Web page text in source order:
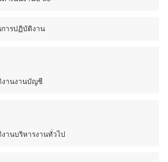
ารปฏิบัติงาน
านงานบัญชี
นบริหารงานทั่วไป